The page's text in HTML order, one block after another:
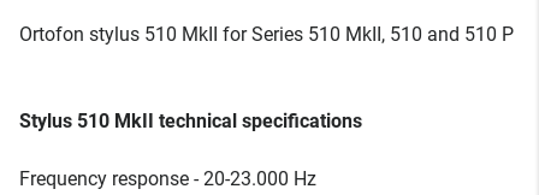
Ortofon stylus 510 MkII for Series 510 MkII, 510 and 510 P
Stylus 510 MkII technical specifications
Frequency response - 20-23.000 Hz